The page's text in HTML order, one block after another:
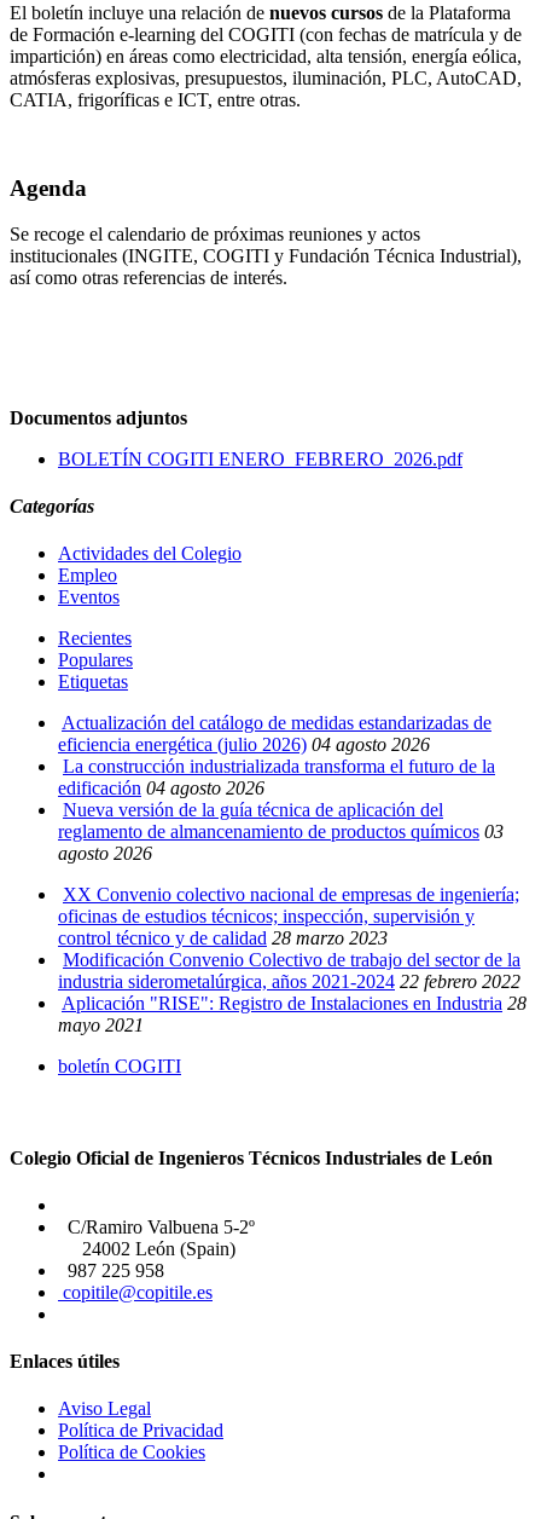
El boletín incluye una relación de nuevos cursos de la Plataforma
de Formación e-learning del COGITI (con fechas de matrícula y de
impartición) en áreas como electricidad, alta tensión, energía eólica,
atmósferas explosivas, presupuestos, iluminación, PLC, AutoCAD,
CATIA, frigoríficas e ICT, entre otras.
Agenda
Se recoge el calendario de próximas reuniones y actos
institucionales (INGITE, COGITI y Fundación Técnica Industrial),
así como otras referencias de interés.
Documentos adjuntos
BOLETÍN COGITI ENERO_FEBRERO_2026.pdf
Categorías
Actividades del Colegio
Empleo
Eventos
Recientes
Populares
Etiquetas
Actualización del catálogo de medidas estandarizadas de
eficiencia energética (julio 2026) 04 agosto 2026
La construcción industrializada transforma el futuro de la
edificación 04 agosto 2026
Nueva versión de la guía técnica de aplicación del
reglamento de almancenamiento de productos químicos 03
agosto 2026
XX Convenio colectivo nacional de empresas de ingeniería;
oficinas de estudios técnicos; inspección, supervisión y
control técnico y de calidad 28 marzo 2023
Modificación Convenio Colectivo de trabajo del sector de la
industria siderometalúrgica, años 2021-2024 22 febrero 2022
Aplicación "RISE": Registro de Instalaciones en Industria 28
mayo 2021
boletín COGITI
Colegio Oficial de Ingenieros Técnicos Industriales de León
C/Ramiro Valbuena 5-2º
24002 León (Spain)
987 225 958
copitile@copitile.es
Enlaces útiles
Aviso Legal
Política de Privacidad
Política de Cookies